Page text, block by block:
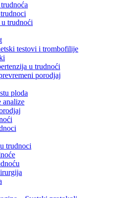
trudnoći
testovi i trombofilije
u trudnoći
porodjaj
ploda
analize
trudnoci